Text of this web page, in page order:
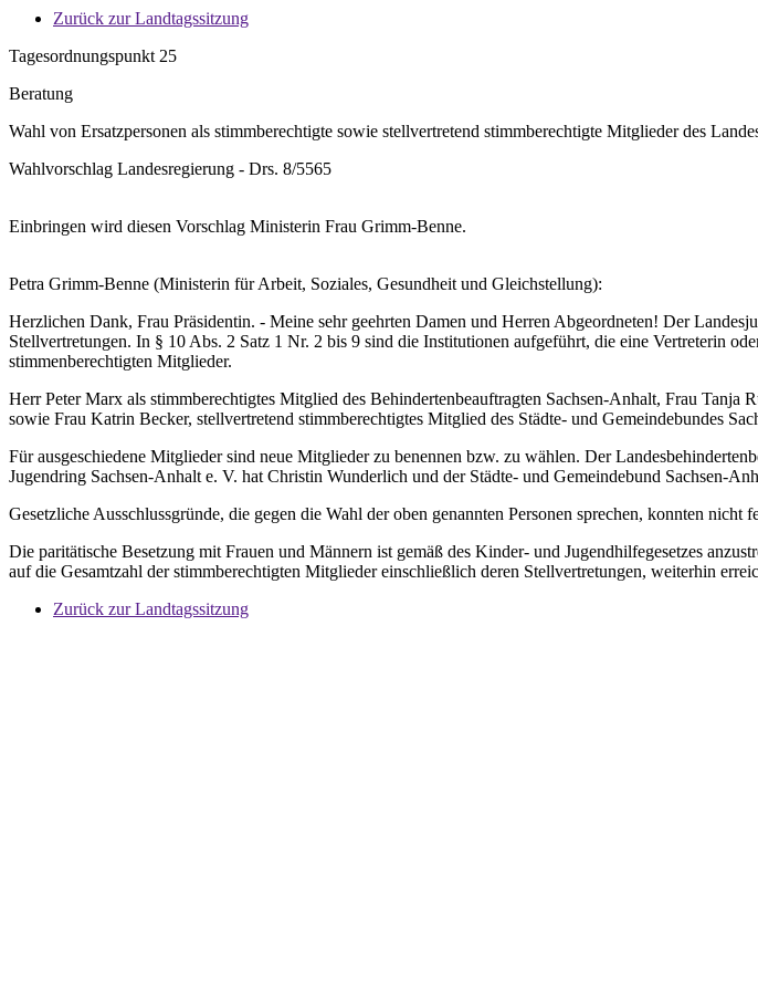
Zurück zur Landtagssitzung
Tagesordnungspunkt 25
Beratung
Wahl von Ersatzpersonen als stimmberechtigte sowie stellvertretend stimmberechtigte Mitglieder des
Wahlvorschlag Landesregierung - Drs. 8/5565
Einbringen wird diesen Vorschlag Ministerin Frau Grimm-Benne.
Petra Grimm-Benne (Ministerin für Arbeit, Soziales, Gesundheit und Gleichstellung):
Herzlichen Dank, Frau Präsidentin. - Meine sehr geehrten Damen und Herren Abgeordneten! Der
Stellvertretungen. In § 10 Abs. 2 Satz 1 Nr. 2 bis 9 sind die Institutionen aufgeführt, die eine Vertreterin
stimmenberechtigten Mitglieder.
Herr Peter Marx als stimmberechtigtes Mitglied des Behindertenbeauftragten Sachsen-Anhalt, Frau
sowie Frau Katrin Becker, stellvertretend stimmberechtigtes Mitglied des Städte- und Gemeindebundes
Für ausgeschiedene Mitglieder sind neue Mitglieder zu benennen bzw. zu wählen. Der
Jugendring Sachsen-Anhalt e. V. hat Christin Wunderlich und der Städte- und Gemeindebund Sachsen-
Gesetzliche Ausschlussgründe, die gegen die Wahl der oben genannten Personen sprechen, konnten
Die paritätische Besetzung mit Frauen und Männern ist gemäß des Kinder- und Jugendhilfegesetzes
auf die Gesamtzahl der stimmberechtigten Mitglieder einschließlich deren Stellvertretungen, weiterhin
Zurück zur Landtagssitzung